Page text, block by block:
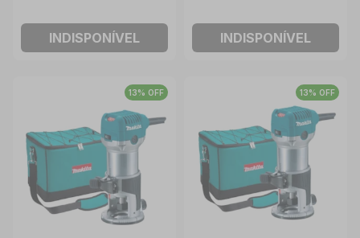
INDISPONÍVEL INDISPONÍVEL
13% OFF 13% OFF